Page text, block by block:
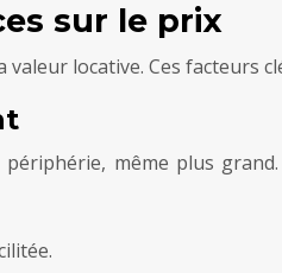
sur le prix
locative. Ces facteurs
même plus